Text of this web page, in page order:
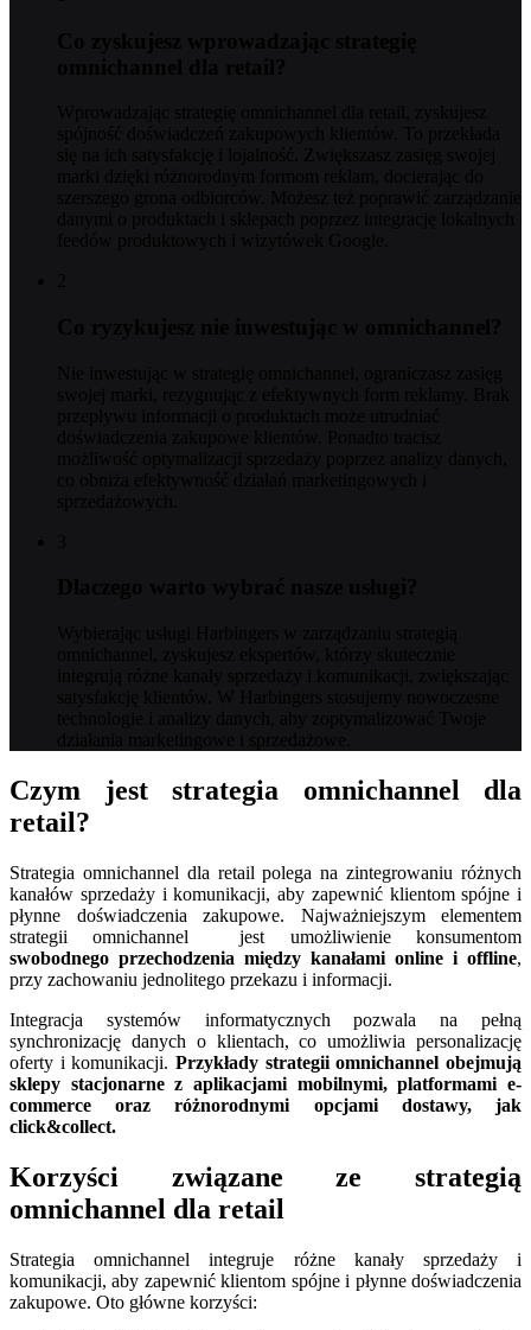
Czym jest strategia omnichannel dla
retail?
Strategia omnichannel dla retail polega na zintegrowaniu różnych
kanałów sprzedaży i komunikacji, aby zapewnić klientom spójne i
płynne doświadczenia zakupowe. Najważniejszym elementem
strategii omnichannel jest umożliwienie konsumentom
swobodnego przechodzenia między kanałami online i offline,
przy zachowaniu jednolitego przekazu i informacji.
Integracja systemów informatycznych pozwala na pełną
synchronizację danych o klientach, co umożliwia personalizację
oferty i komunikacji. Przykłady strategii omnichannel obejmują
sklepy stacjonarne z aplikacjami mobilnymi, platformami e-
commerce oraz różnorodnymi opcjami dostawy, jak
click&collect.
Korzyści związane ze strategią
omnichannel dla retail
Strategia omnichannel integruje różne kanały sprzedaży i
komunikacji, aby zapewnić klientom spójne i płynne doświadczenia
zakupowe. Oto główne korzyści: